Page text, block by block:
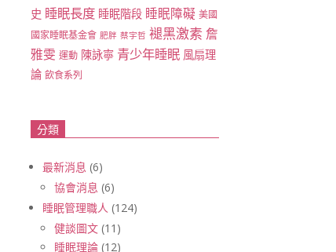
史 睡眠長度 睡眠階段 睡眠障礙 美國
國家睡眠基金會 肥胖 蔡宇哲 褪黑激素詹
雅雯 運動 陳詠寧 青少年睡眠 風扇理
論 飲食系列
分類
最新消息 (6)
協會消息 (6)
睡眠管理職人 (124)
健談圖文 (11)
睡眠理論 (12)